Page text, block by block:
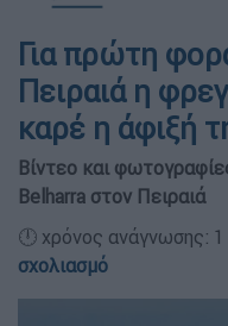
Για πρώτη
Πειραιά η
καρέ η άφιξή
Βίντεο και
Belharra στον Πειραιά
🕛 χρόνος
σχολιασμό